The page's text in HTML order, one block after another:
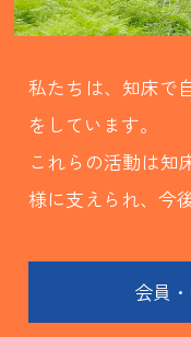
私たちは、知床で
をしています。
これらの活動は知
様に支えられ、今
会員